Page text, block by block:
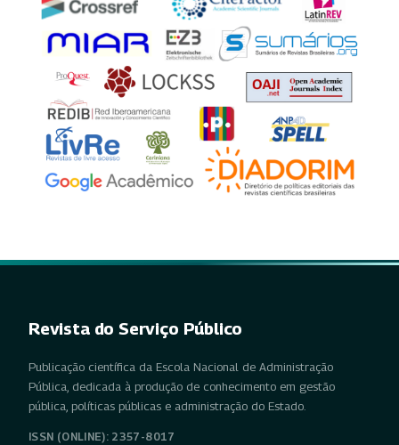
Revista do Serviço Público
Publicação científica da Escola Nacional de Administração
Pública, dedicada à produção de conhecimento em gestão
pública, políticas públicas e administração do Estado.
ISSN (ONLINE): 2357-8017